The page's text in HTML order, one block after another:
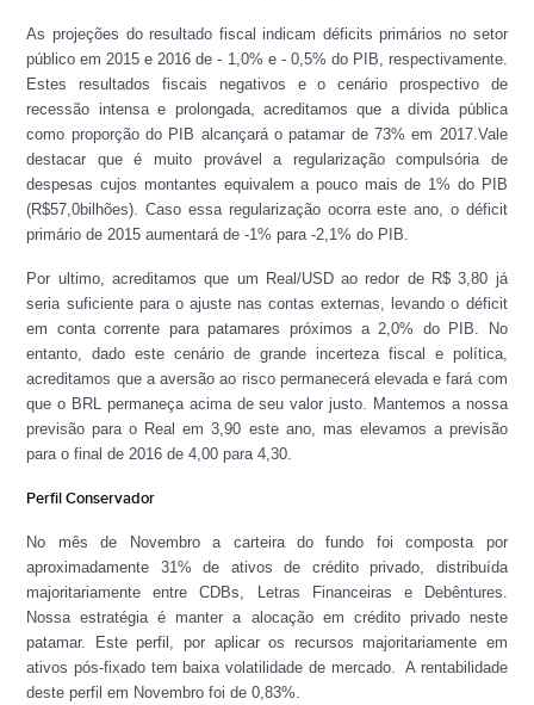
As projeções do resultado fiscal indicam déficits primários no setor
público em 2015 e 2016 de - 1,0% e - 0,5% do PIB, respectivamente.
Estes resultados fiscais negativos e o cenário prospectivo de
recessão intensa e prolongada, acreditamos que a dívida pública
como proporção do PIB alcançará o patamar de 73% em 2017.Vale
destacar que é muito provável a regularização compulsória de
despesas cujos montantes equivalem a pouco mais de 1% do PIB
(R$57,0bilhões). Caso essa regularização ocorra este ano, o déficit
primário de 2015 aumentará de -1% para -2,1% do PIB.
Por ultimo, acreditamos que um Real/USD ao redor de R$ 3,80 já
seria suficiente para o ajuste nas contas externas, levando o déficit
em conta corrente para patamares próximos a 2,0% do PIB. No
entanto, dado este cenário de grande incerteza fiscal e política,
acreditamos que a aversão ao risco permanecerá elevada e fará com
que o BRL permaneça acima de seu valor justo. Mantemos a nossa
previsão para o Real em 3,90 este ano, mas elevamos a previsão
para o final de 2016 de 4,00 para 4,30.
Perfil Conservador
No mês de Novembro a carteira do fundo foi composta por
aproximadamente 31% de ativos de crédito privado, distribuída
majoritariamente entre CDBs, Letras Financeiras e Debêntures.
Nossa estratégia é manter a alocação em crédito privado neste
patamar. Este perfil, por aplicar os recursos majoritariamente em
ativos pós-fixado tem baixa volatilidade de mercado. A rentabilidade
deste perfil em Novembro foi de 0,83%.